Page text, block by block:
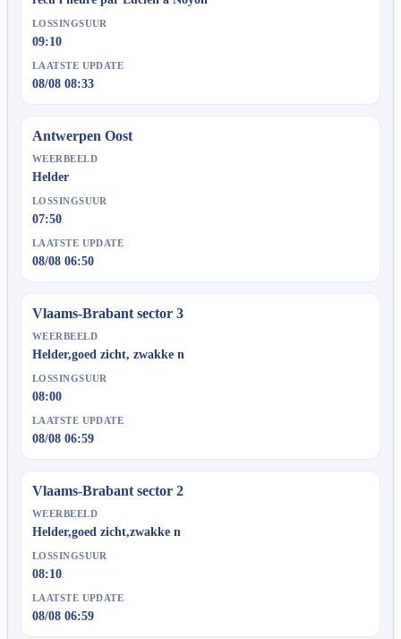
LOSSINGSUUR
09:10
LAATSTE UPDATE
08/08 08:33
Antwerpen Oost
WEERBEELD
Helder
LOSSINGSUUR
07:50
LAATSTE UPDATE
08/08 06:50
Vlaams-Brabant sector 3
WEERBEELD
Helder,goed zicht, zwakke n
LOSSINGSUUR
08:00
LAATSTE UPDATE
08/08 06:59
Vlaams-Brabant sector 2
WEERBEELD
Helder,goed zicht,zwakke n
LOSSINGSUUR
08:10
LAATSTE UPDATE
08/08 06:59